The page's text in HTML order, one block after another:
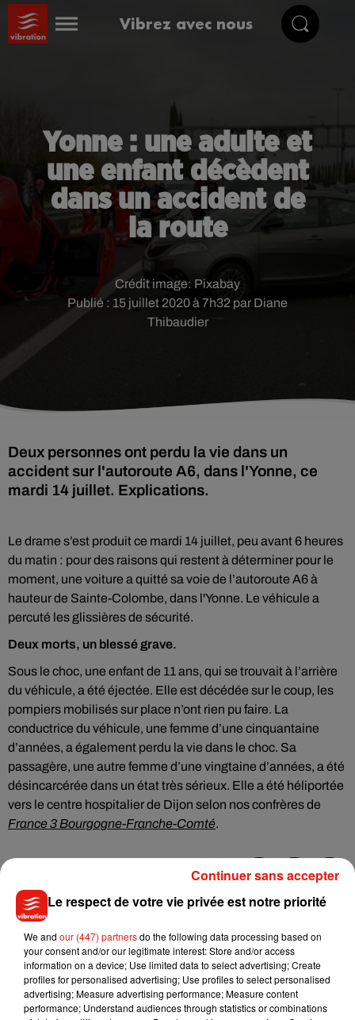
Vibrez avec nous
Yonne : une adulte et
une enfant décèdent
dans un accident de
la route
Publié : 15 juillet 2020 à 7h32 par Diane
Thibaudier
Crédit image: Pixabay
Deux personnes ont perdu la vie dans un
accident sur l'autoroute A6, dans l'Yonne, ce
mardi 14 juillet. Explications.
Le drame s’est produit ce mardi 14 juillet, peu avant 6 heures
du matin : pour des raisons qui restent à déterminer pour le
moment, une voiture a quitté sa voie de l’autoroute A6 à
hauteur de Sainte-Colombe, dans l'Yonne. Le véhicule a
percuté les glissières de sécurité.
Deux morts, un blessé grave.
Sous le choc, une enfant de 11 ans, qui se trouvait à l’arrière
du véhicule, a été éjectée. Elle est décédée sur le coup, les
pompiers mobilisés sur place n’ont rien pu faire. La
conductrice du véhicule, une femme d’une cinquantaine
d’années, a également perdu la vie dans le choc. Sa
passagère, une autre femme d’une vingtaine d’années, a été
désincarcérée dans un état très sérieux. Elle a été héliportée
vers le centre hospitalier de Dijon selon nos confrères de
France 3 Bourgogne-Franche-Comté.
Musique
7 août 2026
Julien Lieb s’essaye à la vie de chatelain
dans son nouveau clip
Le respect de votre vie privée est notre priorité
We and our (447) partnersdo the following data processing based on
your consent and/or our legitimate interest: Store and/or access
information on a device; Use limited data to select advertising; Create
profiles for personalised advertising; Use profiles to select personalised
advertising; Measure advertising performance; Measure content
performance; Understand audiences through statistics or combinations
Continuer sans accepter